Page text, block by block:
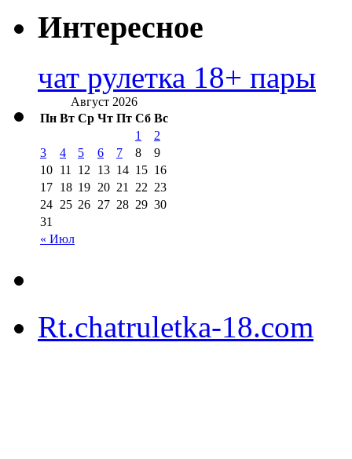
Интересное
чат рулетка 18+ пары
Август 2026
Пн Вт Ср Чт Пт Сб Вс
« Июл
1
2
3
4 5 6 7 8
9
10 11 12 13 14 15 16
17 18 19 20 21 22 23
24 25 26 27 28 29 30
31
Rt.chatruletka-18.com